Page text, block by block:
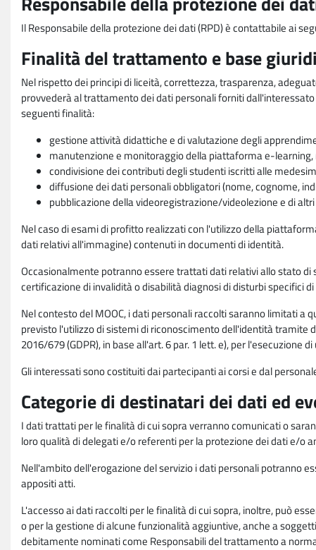
Il Responsabile della protezione dei dati (RPD) è contattabile ai
Finalità del trattamento e base
Nel rispetto dei principi di liceità, correttezza, trasparenza,
provvederà al trattamento dei dati personali forniti
seguenti finalità:
gestione attività didattiche e di valutazione degli
manutenzione e monitoraggio della piattaforma e-
condivisione dei contributi degli studenti iscritti alle
diffusione dei dati personali obbligatori (nome, cognome,
pubblicazione della videoregistrazione/videolezione e di
Nel caso di esami di profitto realizzati con l'utilizzo della
dati relativi all'immagine) contenuti in documenti di identità.
Occasionalmente potranno essere trattati dati relativi allo stato
certificazione di invalidità o disabilità diagnosi di disturbi specifici
Nel contesto del MOOC, i dati personali raccolti saranno limitati
previsto l'utilizzo di sistemi di riconoscimento dell'identità
2016/679 (GDPR), in base all'art. 6 par. 1 lett. e), per l'esecuzione
Gli interessati sono costituiti dai partecipanti ai corsi e dal
Categorie di destinatari dei dati ed
I dati trattati per le finalità di cui sopra verranno comunicati o
loro qualità di delegati e/o referenti per la protezione dei dati e/
Nell'ambito dell'erogazione del servizio i dati personali potranno
appositi atti.
L'accesso ai dati raccolti per le finalità di cui sopra, inoltre, può
o per la gestione di alcune funzionalità aggiuntive, anche a
debitamente nominati come Responsabili del trattamento a